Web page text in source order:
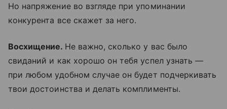
Но напряжение во взгляде при упоминании
конкурента все скажет за него.
Восхищение. Не важно, сколько у вас было
свиданий и как хорошо он тебя успел узнать —
при любом удобном случае он будет подчеркивать
твои достоинства и делать комплименты.